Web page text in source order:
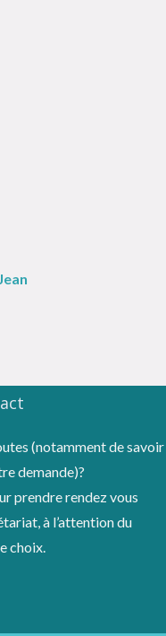
(notamment de savoir
demande)?
prendre rendez vous
à l’attention du
choix.